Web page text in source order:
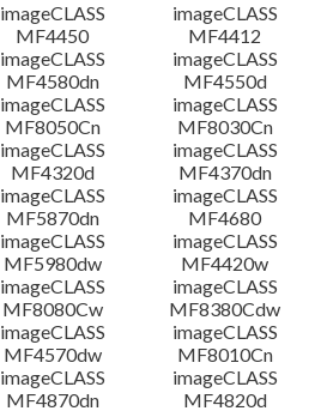
imageCLASS
MF4450
imageCLASS
MF4412
imageCLASS
MF4580dn
imageCLASS
MF4550d
imageCLASS
MF8050Cn
imageCLASS
MF8030Cn
imageCLASS
MF4320d
imageCLASS
MF4370dn
imageCLASS
MF5870dn
imageCLASS
MF4680
imageCLASS
MF5980dw
imageCLASS
MF4420w
imageCLASS
MF8080Cw
imageCLASS
MF8380Cdw
imageCLASS
MF4570dw
imageCLASS
MF8010Cn
imageCLASS
MF4870dn
imageCLASS
MF4820d